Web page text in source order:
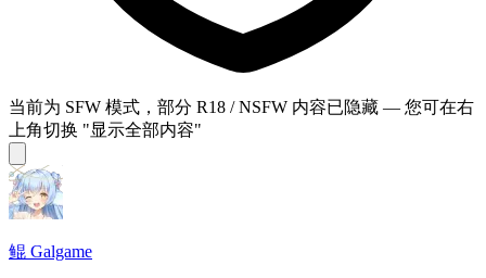
当前为 SFW 模式，部分 R18 / NSFW 内容已隐藏 — 您可在右
上角切换 "显示全部内容"
鲲 Galgame